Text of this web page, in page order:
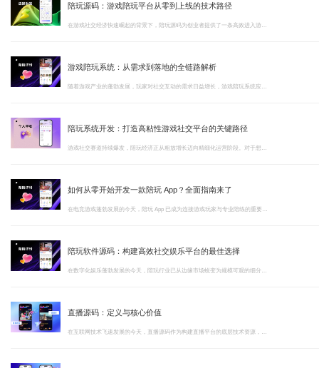
陪玩源码：游戏陪玩平台从零到上线的技术路径
游戏陪玩系统：从需求到落地的全链路解析
陪玩系统开发：打造高粘性游戏社交平台的关键路径
如何从零开始开发一款陪玩 App？全面指南来了
陪玩软件源码：构建高效社交娱乐平台的最佳选择
直播源码：定义与核心价值